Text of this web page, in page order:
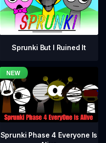
Sprunki But I Ruined It
Sprunki Phase 4 Everyone Is